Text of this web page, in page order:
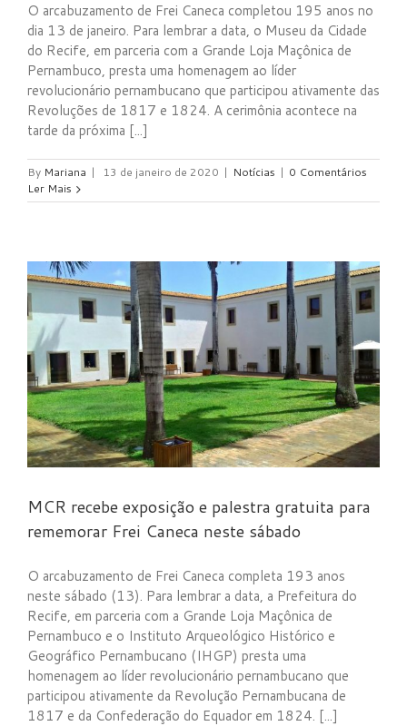
O arcabuzamento de Frei Caneca completou 195 anos no
dia 13 de janeiro. Para lembrar a data, o Museu da Cidade
do Recife, em parceria com a Grande Loja Maçônica de
Pernambuco, presta uma homenagem ao líder
revolucionário pernambucano que participou ativamente das
Revoluções de 1817 e 1824. A cerimônia acontece na
tarde da próxima [...]
By Mariana | 13 de janeiro de 2020 | Notícias | 0 Comentários
Ler Mais
MCR recebe exposição e palestra gratuita para
rememorar Frei Caneca neste sábado
O arcabuzamento de Frei Caneca completa 193 anos
neste sábado (13). Para lembrar a data, a Prefeitura do
Recife, em parceria com a Grande Loja Maçônica de
Pernambuco e o Instituto Arqueológico Histórico e
Geográfico Pernambucano (IHGP) presta uma
homenagem ao líder revolucionário pernambucano que
participou ativamente da Revolução Pernambucana de
1817 e da Confederação do Equador em 1824. [...]